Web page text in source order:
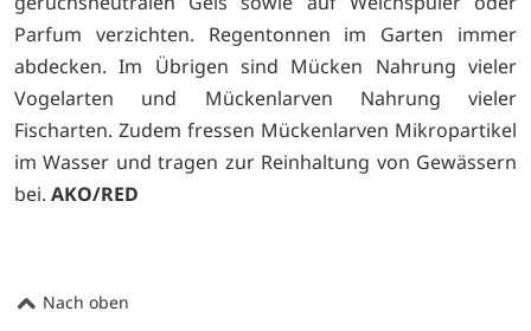
Parfum verzichten. Regentonnen im Garten immer
abdecken. Im Übrigen sind Mücken Nahrung vieler
Vogelarten und Mückenlarven Nahrung vieler
Fischarten. Zudem fressen Mückenlarven Mikropartikel
im Wasser und tragen zur Reinhaltung von Gewässern
bei. AKO/RED
Nach oben